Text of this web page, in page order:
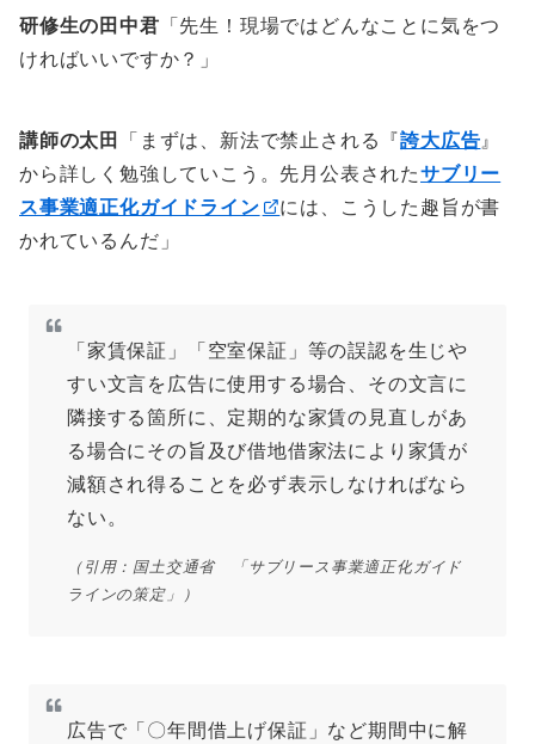
研修生の田中君 「先生！現場ではどんなことに気をつ
ければいいですか？」
講師の太田 「まずは、新法で禁止される『誇大広告』
から詳しく勉強していこう。先月公表されたサブリー
ス事業適正化ガイドライン
には、こうした趣旨が書
かれているんだ」
「家賃保証」「空室保証」等の誤認を生じや
すい文言を広告に使用する場合、その文言に
隣接する箇所に、定期的な家賃の見直しがあ
る場合にその旨及び借地借家法により家賃が
減額され得ることを必ず表示しなければなら
ない。
（引用：国土交通省 「サブリース事業適正化ガイド
ラインの策定」）
広告で「〇年間借上げ保証」など期間中に解